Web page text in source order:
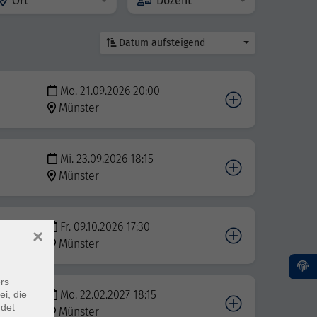
Datum aufsteigend
Mo. 21.09.2026 20:00
Münster
Mi. 23.09.2026 18:15
Münster
Fr. 09.10.2026 17:30
Münster
Mo. 22.02.2027 18:15
Münster
die
×